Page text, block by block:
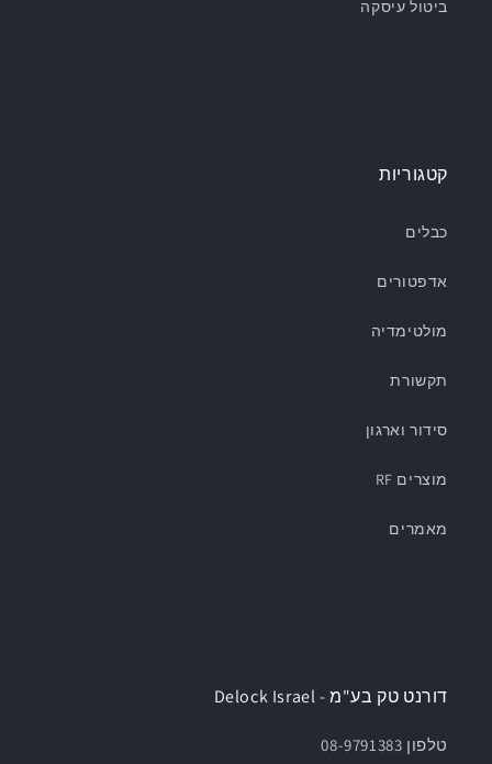
ביטול עיסקה
קטגוריות
כבלים
אדפטורים
מולטימדיה
תקשורת
סידור וארגון
מוצרים RF
מאמרים
דורנט טק בע"מ - Delock Israel
טלפון 08-9791383